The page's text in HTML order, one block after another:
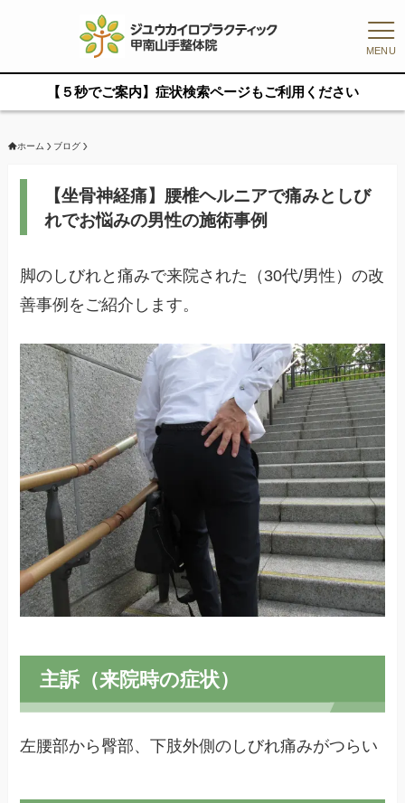
MENU
【５秒でご案内】症状検索ページもご利用ください
ホーム ブログ
【坐骨神経痛】腰椎ヘルニアで痛みとしび
れでお悩みの男性の施術事例
脚のしびれと痛みで来院された（30代/男性）の改
善事例をご紹介します。
主訴（来院時の症状）
左腰部から臀部、下肢外側のしびれ痛みがつらい